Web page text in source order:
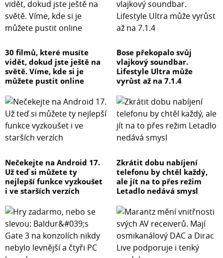
30 filmů, které musíte
vidět, dokud jste ještě na
světě. Víme, kde si je
můžete pustit online
Bose překopalo svůj
vlajkový soundbar.
Lifestyle Ultra může
vyrůst až na 7.1.4
Nečekejte na Android 17.
Už teď si můžete ty
nejlepší funkce vyzkoušet
i ve starších verzích
Zkrátit dobu nabíjení
telefonu by chtěl každý,
ale jít na to přes režim
Letadlo nedává smysl